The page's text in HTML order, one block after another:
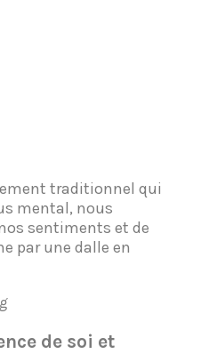
traditionnel qui
mental, nous
sentiments et de
par une dalle en
de soi et